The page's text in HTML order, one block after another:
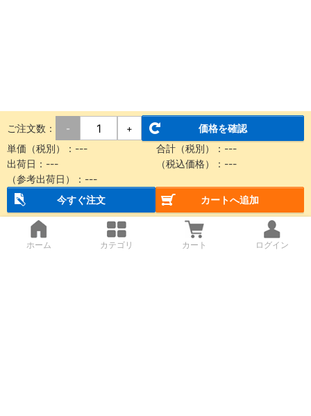
ご注文数： - +
価格を確認
単価（税別）： --- 合計（税別）： ---
出荷日： --- （税込価格）： ---
（参考出荷日）： ---
今すぐ注文
カートへ追加
ホーム カテゴリ カート ログイン